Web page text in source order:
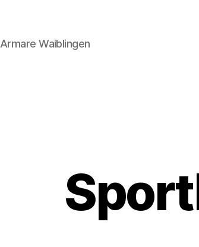
Armare Waiblingen